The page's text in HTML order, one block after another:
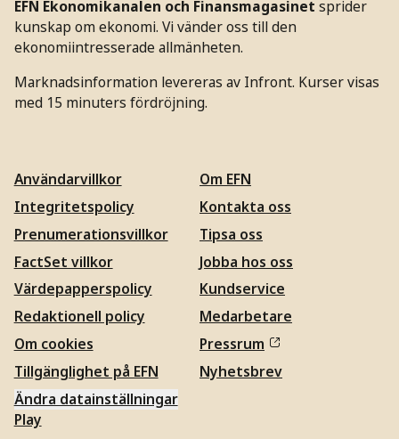
EFN Ekonomikanalen och Finansmagasinet sprider
kunskap om ekonomi. Vi vänder oss till den
ekonomiintresserade allmänheten.
Marknadsinformation levereras av Infront. Kurser visas
med 15 minuters fördröjning.
Användarvillkor
Integritetspolicy
Prenumerationsvillkor
FactSet villkor
Värdepapperspolicy
Redaktionell policy
Om cookies
Tillgänglighet på EFN
Ändra datainställningar
Om EFN
Kontakta oss
Tipsa oss
Jobba hos oss
Kundservice
Medarbetare
Pressrum
Nyhetsbrev
Play